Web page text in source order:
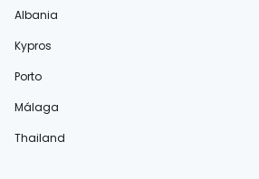
Albania
Kypros
Porto
Málaga
Thailand